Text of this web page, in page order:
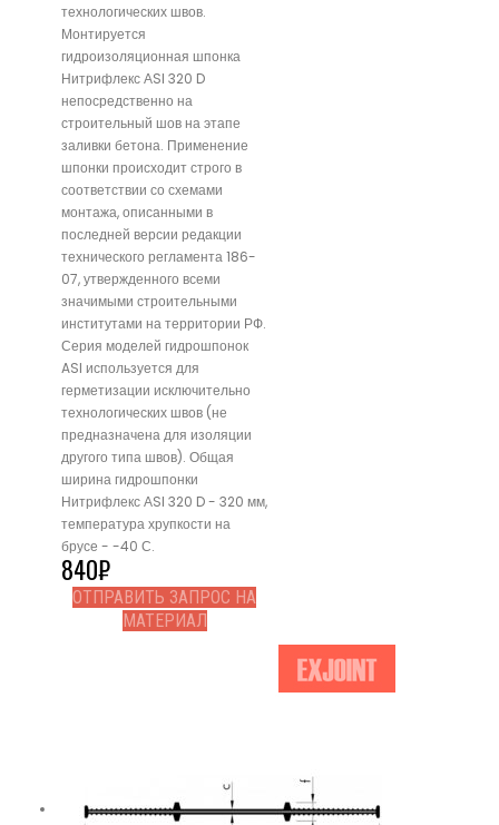
технологических швов.
Монтируется
гидроизоляционная шпонка
Нитрифлекс АSI 320 D
непосредственно на
строительный шов на этапе
заливки бетона. Применение
шпонки происходит строго в
соответствии со схемами
монтажа, описанными в
последней версии редакции
технического регламента 186-
07, утвержденного всеми
значимыми строительными
институтами на территории РФ.
Серия моделей гидрошпонок
ASI используется для
герметизации исключительно
технологических швов (не
предназначена для изоляции
другого типа швов). Общая
ширина гидрошпонки
Нитрифлекс АSI 320 D - 320 мм,
температура хрупкости на
брусе - -40 С.
840₽
ОТПРАВИТЬ ЗАПРОС НА
МАТЕРИАЛ